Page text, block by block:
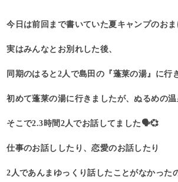
今日は前回まで書いていた夏キャンプのお
実はみんなとお別れした後、
同期のはると2人で島田の『蓬莱の湯』に行
初めて蓬莱の湯に行きましたが、ぬるめの
そこで2.3時間2人でお話してました🗣️💞
仕事のお話ししたり、恋愛のお話したり
2人であんまゆっくり話したことがなかった